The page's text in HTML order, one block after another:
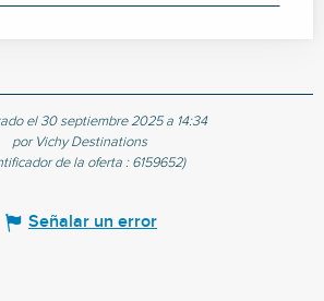
el 30 septiembre 2025 a 14:34
por Vichy Destinations
de la oferta :6159652)
Señalar un error